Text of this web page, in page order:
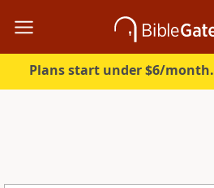
Plans start under $6/month.